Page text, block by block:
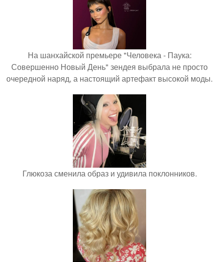
На шанхайской премьере "Человека - Паука:
Совершенно Новый День" зендея выбрала не просто
очередной наряд, а настоящий артефакт высокой моды.
Глюкоза сменила образ и удивила поклонников.